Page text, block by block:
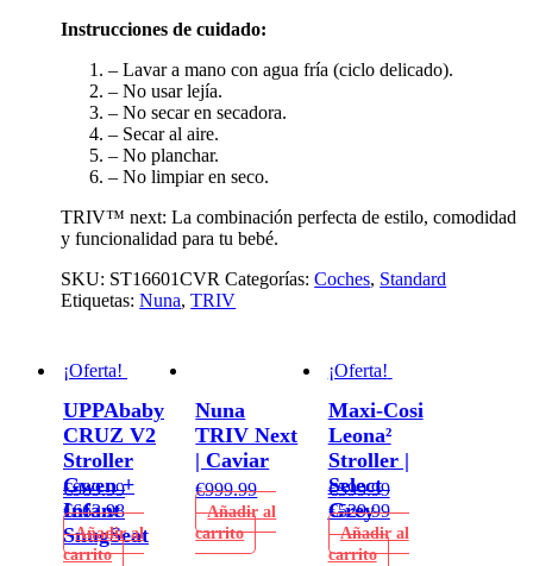
Instrucciones de cuidado:
– Lavar a mano con agua fría (ciclo delicado).
– No usar lejía.
– No secar en secadora.
– Secar al aire.
– No planchar.
– No limpiar en seco.
TRIV™ next: La combinación perfecta de estilo, comodidad
y funcionalidad para tu bebé.
SKU: ST16601CVR Categorías:Coches, Standard
Etiquetas:Nuna,TRIV
¡Oferta!
UPPAbaby
CRUZ V2
Stroller
Gwen +
Infant
SnugSeat
€989.99
€663.98
Añadir al
carrito
Nuna
TRIV Next
| Caviar
€999.99
Añadir al
carrito
¡Oferta!
Maxi-Cosi
Leona²
Stroller |
Select
Grey
€599.99
€529.99
Añadir al
carrito